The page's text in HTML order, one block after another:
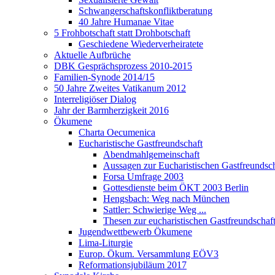
Schwangerschaftskonfliktberatung
40 Jahre Humanae Vitae
5 Frohbotschaft statt Drohbotschaft
Geschiedene Wiederverheiratete
Aktuelle Aufbrüche
DBK Gesprächsprozess 2010-2015
Familien-Synode 2014/15
50 Jahre Zweites Vatikanum 2012
Interreligiöser Dialog
Jahr der Barmherzigkeit 2016
Ökumene
Charta Oecumenica
Eucharistische Gastfreundschaft
Abendmahlgemeinschaft
Aussagen zur Eucharistischen
Forsa Umfrage 2003
Gottesdienste beim ÖKT 2003 Berlin
Hengsbach: Weg nach München
Sattler: Schwierige Weg ...
Thesen zur eucharistischen Gastfreundschaft
Jugendwettbewerb Ökumene
Lima-Liturgie
Europ. Ökum. Versammlung EÖV3
Reformationsjubiläum 2017